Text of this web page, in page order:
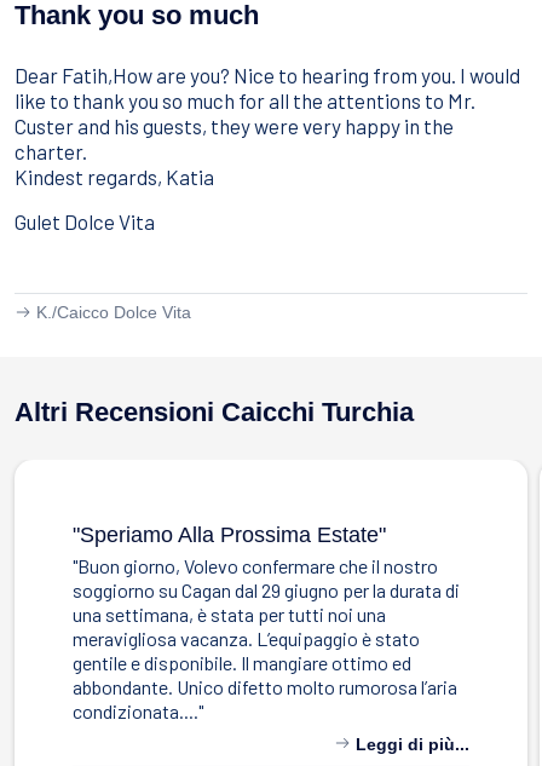
Come Prenotare
Termini e Condizioni
Stai Cercando un Caicco?
Thank you so much
Dear Fatih,How are you? Nice to hearing from you. I would
like to thank you so much for all the attentions to Mr.
Custer and his guests, they were very happy in the
charter.
Kindest regards, Katia
Gulet Dolce Vita
K./Caicco Dolce Vita
Altri Recensioni Caicchi Turchia
"speriamo Alla Prossima Estate"
"Buon giorno, Volevo confermare che il nostro
soggiorno su Cagan dal 29 giugno per la durata di
una settimana, è stata per tutti noi una
meravigliosa vacanza. L’equipaggio è stato
gentile e disponibile. Il mangiare ottimo ed
abbondante. Unico difetto molto rumorosa l’aria
condizionata...."
Leggi di più...